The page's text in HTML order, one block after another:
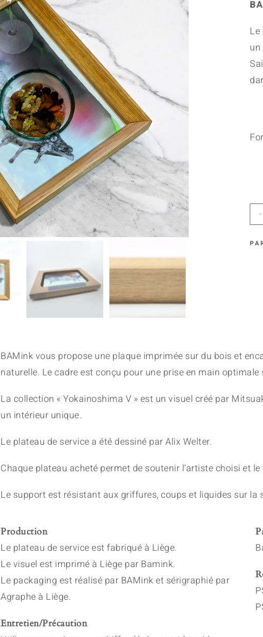
BAMink vous propose une plaque imprimée sur du bois et
naturelle. Le cadre est conçu pour une prise en main
La collection « Yokainoshima V » est un visuel créé par
un intérieur unique.
Le plateau de service a été dessiné par Alix Welter.
Chaque plateau acheté permet de soutenir l’artiste choisi et le
Le support est résistant aux griffures, coups et liquides sur
Production
Le plateau de service est fabriqué à Liège.
Le visuel est imprimé à Liège par Bamink.
Le packaging est réalisé par BAMink et sérigraphié par
Agraphe à Liège.
Entretien/Précaution